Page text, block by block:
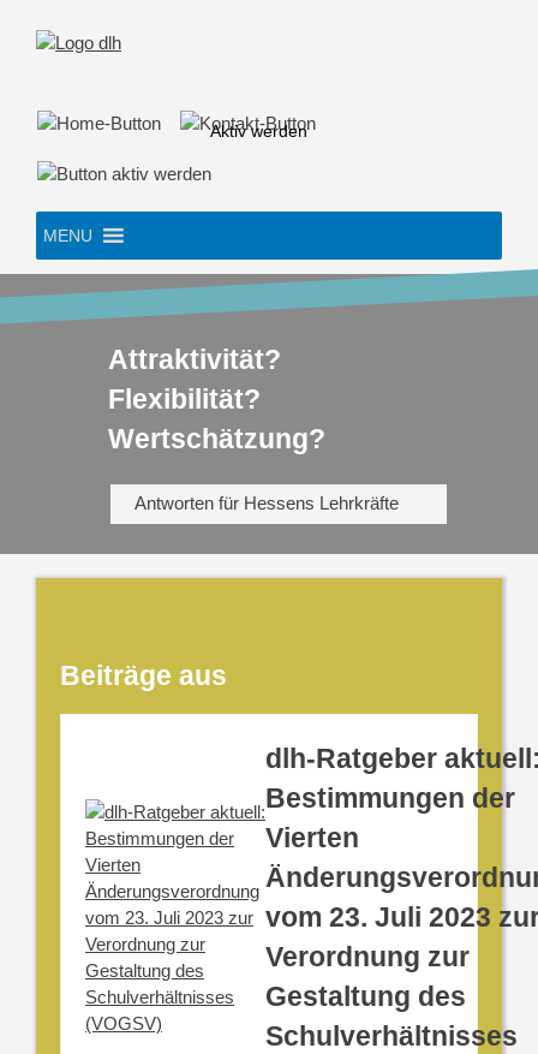
Aktiv werden
MENU
Attraktivität?
Flexibilität?
Wertschätzung?
Antworten für Hessens Lehrkräfte
Beiträge aus
dlh-Ratgeber
Bestimmungen der
Vierten
vom 23. Juli 2023
Verordnung zur
Gestaltung des
Schulverhältnisses